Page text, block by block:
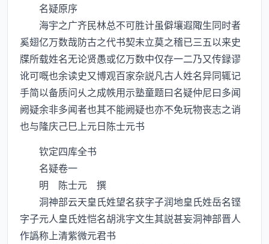
名疑原序
海宇之广齐民林总不可胜计虽僻壤遐陬生同时者
奚翅亿万数哉防古之代书契未立莫之稽已三五以来史
牒所载姓名无论贤愚或亿万数中仅存一二乃又传録谬
讹可嘅也余读史又博观百家杂説凡古人姓名异同辄记
手简以备质问乆之成帙用示塾童题曰名疑仲尼曰多闻
阙疑余非多闻者也其不能阙疑也亦不免玩物丧志之诮
也与隆庆己巳上元日陈士元书
钦定四库全书
名疑卷一
明 陈士元 撰
洞神部云天皇氏姓望名获字子润地皇氏姓岳名铿
字子元人皇氏姓恺名胡洮字文生其説甚妄洞神部晋人
作譌称上清紫微元君书